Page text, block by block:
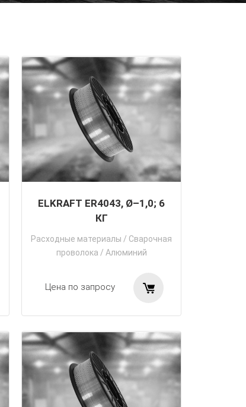
ELKRAFT ER4043, Ø–1,0; 6
КГ
Расходные материалы / Сварочная
проволока / Алюминий
Цена по запросу